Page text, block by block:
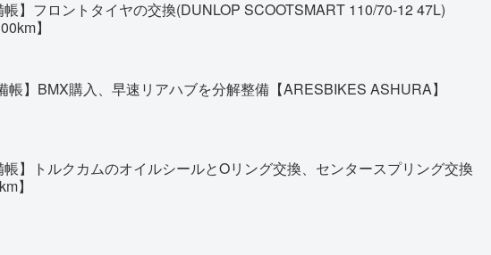
帳】フロントタイヤの交換(DUNLOP SCOOTSMART 110/70-12 47L)
】
帳】BMX購入、早速リアハブを分解整備【ARESBIKES ASHURA】
帳】トルクカムのオイルシールとOリング交換、センタースプリング交換
】